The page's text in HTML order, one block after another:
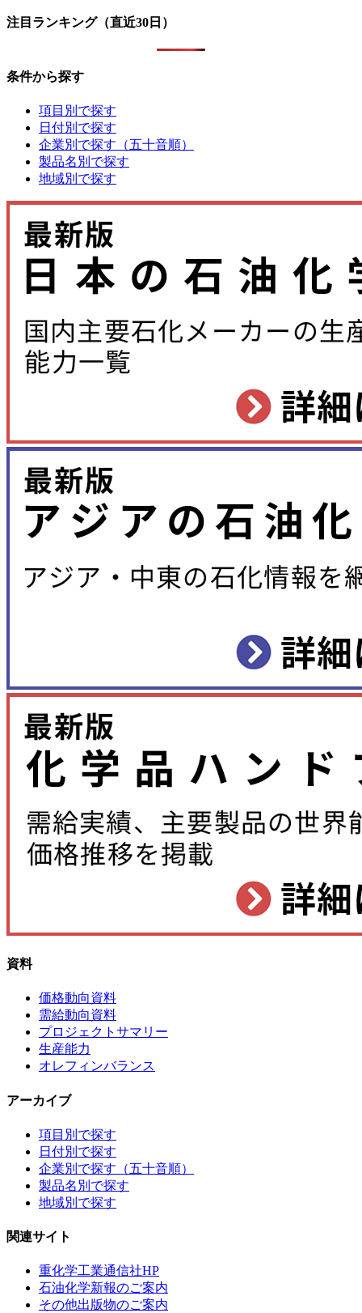
注目ランキング（直近30日）
条件から探す
項目別で探す
日付別で探す
企業別で探す（五十音順）
製品名別で探す
地域別で探す
資料
価格動向資料
需給動向資料
プロジェクトサマリー
生産能力
オレフィンバランス
アーカイブ
項目別で探す
日付別で探す
企業別で探す（五十音順）
製品名別で探す
地域別で探す
関連サイト
重化学工業通信社HP
石油化学新報のご案内
その他出版物のご案内